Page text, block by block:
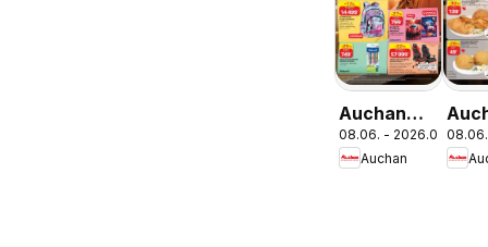
Auchan
Iskolakezdés
ajánlatok
08.06. - 2026.08.19.
Auchan